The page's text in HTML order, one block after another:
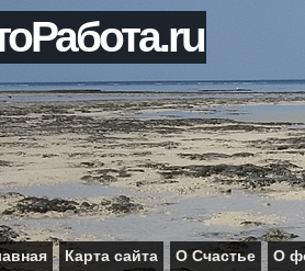
Карта сайта О Счастье О